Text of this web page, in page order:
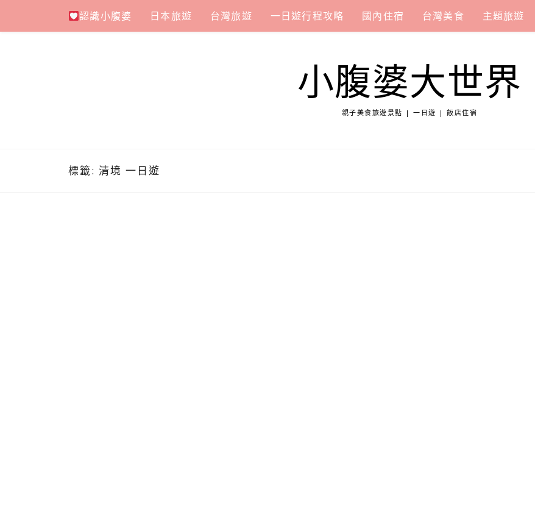
content
認識小腹婆 日本旅遊 台灣旅遊 一日遊行程攻略 國內住宿 台灣美食 主題旅遊
小腹婆大世界
親子美食旅遊景點 | 一日遊 | 飯店住宿
標籤: 清境 一日遊